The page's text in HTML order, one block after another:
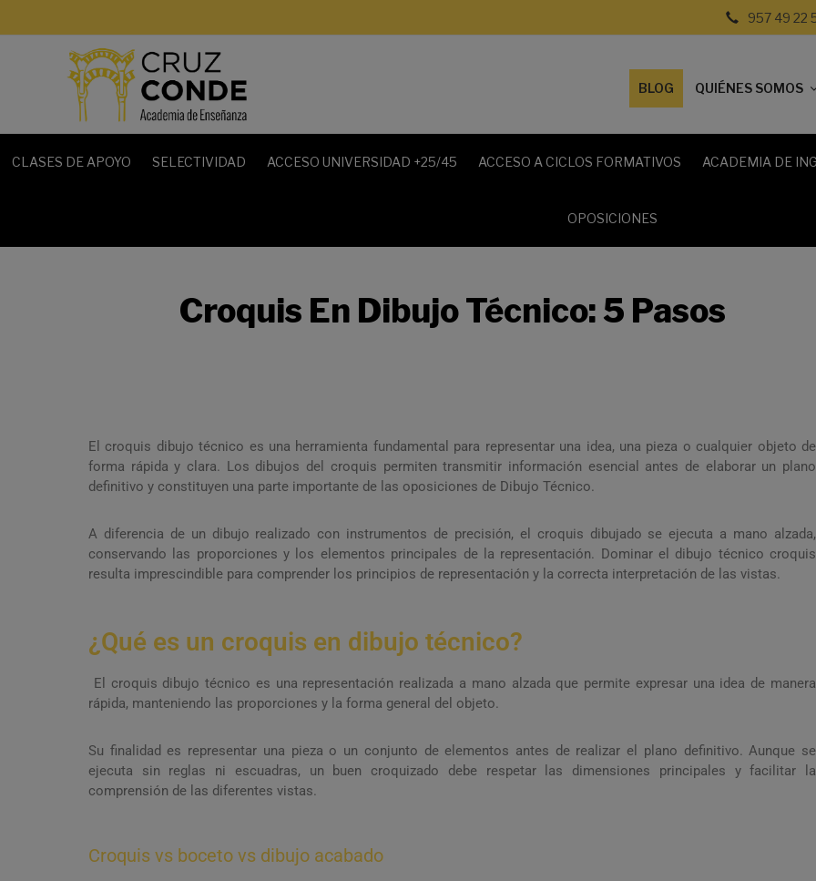
957 49 22
BLOG QUIÉNES SOMOS
CLASES DE APOYO SELECTIVIDAD ACCESO UNIVERSIDAD +25/45 ACCESO A CICLOS FORMATIVOS ACADEMIA DE
OPOSICIONES
Croquis En Dibujo Técnico: 5 Pasos
El croquis dibujo técnico es una herramienta fundamental para representar una idea, una pieza o cualquier objeto de
forma rápida y clara. Los dibujos del croquis permiten transmitir información esencial antes de elaborar un plano
definitivo y constituyen una parte importante de las oposiciones de Dibujo Técnico.
A diferencia de un dibujo realizado con instrumentos de precisión, el croquis dibujado se ejecuta a mano alzada,
conservando las proporciones y los elementos principales de la representación. Dominar el dibujo técnico croquis
resulta imprescindible para comprender los principios de representación y la correcta interpretación de las vistas.
¿Qué es un croquis en dibujo técnico?
El croquis dibujo técnico es una representación realizada a mano alzada que permite expresar una idea de manera
rápida, manteniendo las proporciones y la forma general del objeto.
Su finalidad es representar una pieza o un conjunto de elementos antes de realizar el plano definitivo. Aunque se
ejecuta sin reglas ni escuadras, un buen croquizado debe respetar las dimensiones principales y facilitar la
comprensión de las diferentes vistas.
Croquis vs boceto vs dibujo acabado